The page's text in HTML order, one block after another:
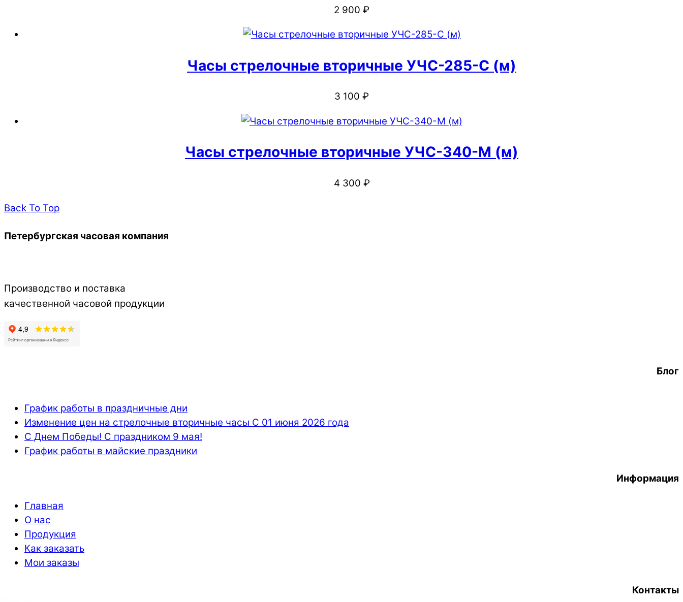
2 900 ₽
Часы стрелочные вторичные УЧС-285-С (м)
3 100 ₽
Часы стрелочные вторичные УЧС-340-М (м)
4 300 ₽
Back To Top
Петербургская часовая компания
Производство и поставка
качественной часовой продукции
Блог
График работы в праздничные дни
Изменение цен на стрелочные вторичные часы С 01 июня 2026 года
С Днем Победы! С праздником 9 мая!
График работы в майские праздники
Информация
Главная
О нас
Продукция
Как заказать
Мои заказы
Контакты